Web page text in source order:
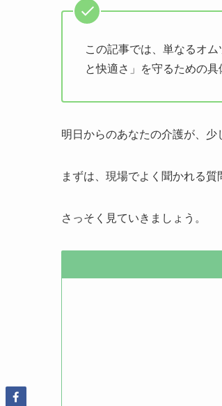
この記事では、単なるオ
と快適さ」を守るための
明日からのあなたの介護が、少
まずは、現場でよく聞かれる質
さっそく見ていきましょう。